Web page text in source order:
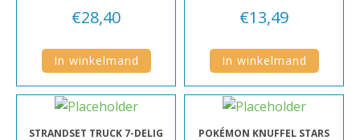
€28,40
In winkelmand
€13,49
In winkelmand
STRANDSET TRUCK 7-DELIG
POKÉMON KNUFFEL STARS